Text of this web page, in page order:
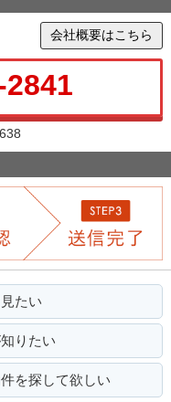
会社概要はこちら
たい
りたい
を探して欲しい